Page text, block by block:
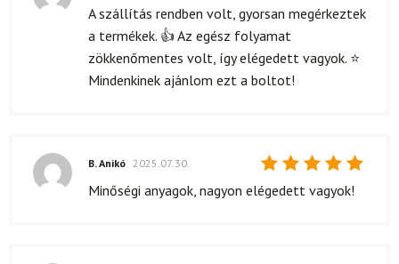
Értékelés:
/ 5
A szállítás rendben volt, gyorsan megérkeztek
a termékek. 👍 Az egész folyamat
zökkenőmentes volt, így elégedett vagyok. ⭐
Mindenkinek ajánlom ezt a boltot!
Értékelés:
5
B. Anikó 2025.07.30.
Minőségi anyagok, nagyon elégedett vagyok!